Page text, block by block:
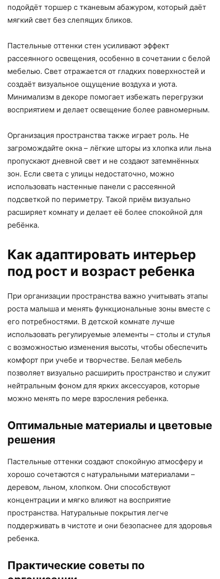
подойдёт торшер с тканевым абажуром, который даёт
мягкий свет без слепящих бликов.
Пастельные оттенки стен усиливают эффект
рассеянного освещения, особенно в сочетании с белой
мебелью. Свет отражается от гладких поверхностей и
создаёт визуальное ощущение воздуха и уюта.
Минимализм в декоре помогает избежать перегрузки
восприятием и делает освещение более равномерным.
Организация пространства также играет роль. Не
загромождайте окна – лёгкие шторы из хлопка или льна
пропускают дневной свет и не создают затемнённых
зон. Если света с улицы недостаточно, можно
использовать настенные панели с рассеянной
подсветкой по периметру. Такой приём визуально
расширяет комнату и делает её более спокойной для
ребёнка.
Как адаптировать интерьер
под рост и возраст ребенка
При организации пространства важно учитывать этапы
роста малыша и менять функциональные зоны вместе с
его потребностями. В детской комнате лучше
использовать регулируемые элементы – столы и стулья
с возможностью изменения высоты, чтобы обеспечить
комфорт при учебе и творчестве. Белая мебель
позволяет визуально расширить пространство и служит
нейтральным фоном для ярких аксессуаров, которые
можно менять по мере взросления ребенка.
Оптимальные материалы и цветовые
решения
Пастельные оттенки создают спокойную атмосферу и
хорошо сочетаются с натуральными материалами –
деревом, льном, хлопком. Они способствуют
концентрации и мягко влияют на восприятие
пространства. Натуральные покрытия легче
поддерживать в чистоте и они безопаснее для здоровья
ребенка.
Практические советы по